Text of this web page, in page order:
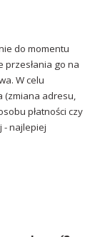
do momentu
przesłania go na
W celu
adresu,
płatności czy
- najlepiej